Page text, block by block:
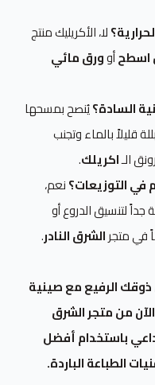
لا، الأكريليك منتج
اسطحأوورق مائي
يُنصح بمسحها
قليلاً بالماء وتجنب
الـاكريلك.
نعم،
جداً لتنسيق الدروع أو
في متجرالشرق النادر.
الرفيع مع صينية
من متجر الشرق
باستخدام أفضل
الطباعة الباردة.